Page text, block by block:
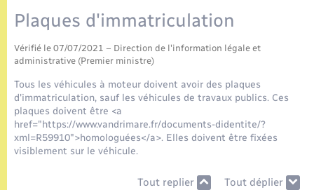
Organisation d’événement
Sécurité - Prévention
Seniors
Transports
Voirie et espace public
Plaques d'immatriculation
Vérifié le 07/07/2021 – Direction de l'information légale et
administrative (Premier ministre)
Tous les véhicules à moteur doivent avoir des plaques
d'immatriculation, sauf les véhicules de travaux publics. Ces
plaques doivent être <a
href="https://www.vandrimare.fr/documents-didentite/?
xml=R59910">homologuées</a>. Elles doivent être fixées
visiblement sur le véhicule.
Tout replier Tout déplier